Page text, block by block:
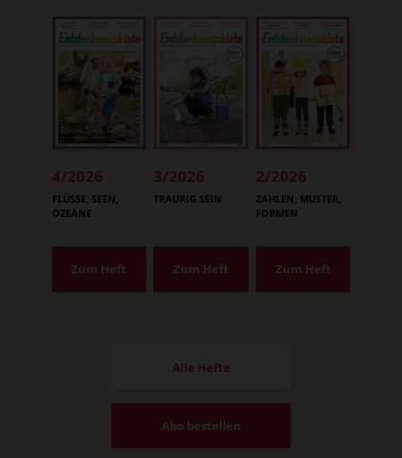
4/2026
:
FLÜSSE, SEEN,
OZEANE
Zum Heft
3/2026
:
TRAURIG SEIN
Zum Heft
2/2026
:
ZAHLEN, MUSTER,
FORMEN
Zum Heft
Alle Hefte
Abo bestellen